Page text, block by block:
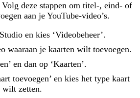
deze stappen om titel-, eind- of
aan je YouTube-video’s.
en kies ‘Videobeheer’.
waaraan je kaarten wilt toevoegen.
en dan op ‘Kaarten’.
toevoegen’ en kies het type kaart
wilt zetten.